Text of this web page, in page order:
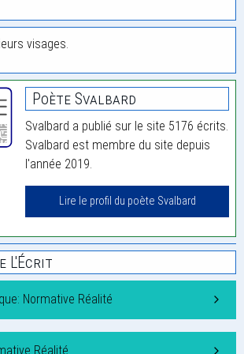
visages.
Poète Svalbard
Svalbard a publié sur le site 5176 écrits.
Svalbard est membre du site depuis
l'année 2019.
Lire le profil du poète Svalbard
L'Écrit
Normative Réalité
Réalité